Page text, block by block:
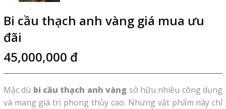
Bi cầu thạch anh vàng giá mua ưu
đãi
45,000,000 đ
Mặc dù bi cầu thạch anh vàng sở hữu nhiều công dụng
và mang giá trị phong thủy cao. Nhưng vật phẩm này chỉ